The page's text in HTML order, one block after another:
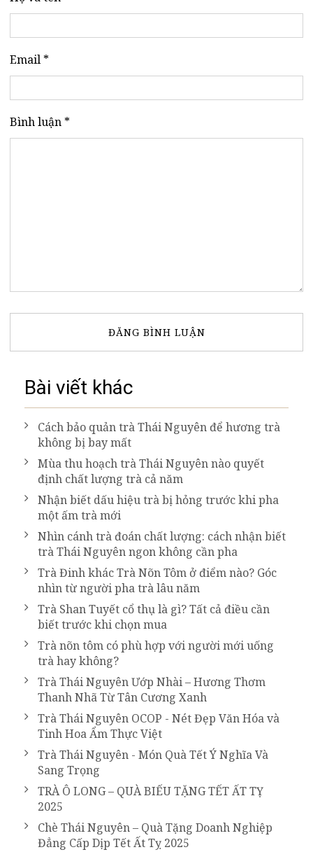
Email *
Bình luận *
Bài viết khác
Cách bảo quản trà Thái Nguyên để hương trà
không bị bay mất
Mùa thu hoạch trà Thái Nguyên nào quyết
định chất lượng trà cả năm
Nhận biết dấu hiệu trà bị hỏng trước khi pha
một ấm trà mới
Nhìn cánh trà đoán chất lượng: cách nhận biết
trà Thái Nguyên ngon không cần pha
Trà Đinh khác Trà Nõn Tôm ở điểm nào? Góc
nhìn từ người pha trà lâu năm
Trà Shan Tuyết cổ thụ là gì? Tất cả điều cần
biết trước khi chọn mua
Trà nõn tôm có phù hợp với người mới uống
trà hay không?
Trà Thái Nguyên Ướp Nhài – Hương Thơm
Thanh Nhã Từ Tân Cương Xanh
Trà Thái Nguyên OCOP - Nét Đẹp Văn Hóa và
Tinh Hoa Ẩm Thực Việt
Trà Thái Nguyên - Món Quà Tết Ý Nghĩa Và
Sang Trọng
TRÀ Ô LONG – QUÀ BIẾU TẶNG TẾT ẤT TỴ
2025
Chè Thái Nguyên – Quà Tặng Doanh Nghiệp
Đẳng Cấp Dịp Tết Ất Tỵ 2025